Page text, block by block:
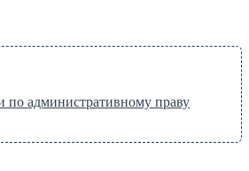
по административному праву